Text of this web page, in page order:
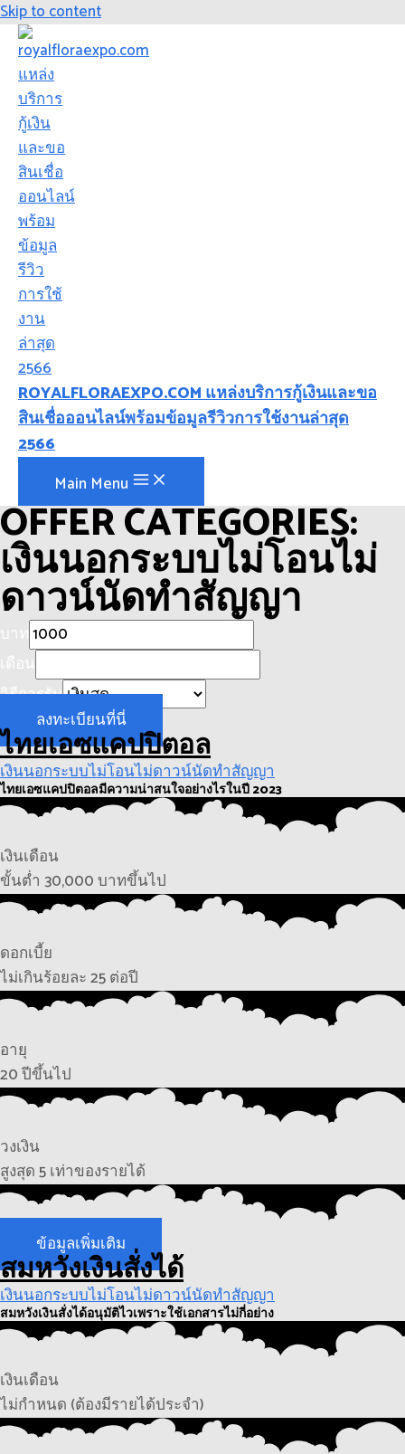
Skip to content
ROYALFLORAEXPO.COM แหล่งบริการกู้เงินและขอ
สินเชื่อออนไลน์พร้อมข้อมูลรีวิวการใช้งานล่าสุด
2566
Main Menu
OFFER CATEGORIES:
เงินนอกระบบไม่โอนไม่
ดาวน์นัดทำสัญญา
บาท
เดือน
วิธีการรับ
ลงทะเบียนที่นี่
ไทยเอซแคปปิตอล
เงินนอกระบบไม่โอนไม่ดาวน์นัดทำสัญญา
ไทยเอซแคปปิตอลมีความน่าสนใจอย่างไรในปี 2023
เงินเดือน
ขั้นต่ำ 30,000 บาทขึ้นไป
ดอกเบี้ย
ไม่เกินร้อยละ 25 ต่อปี
อายุ
20 ปีขึ้นไป
วงเงิน
สูงสุด 5 เท่าของรายได้
ข้อมูลเพิ่มเติม
สมหวังเงินสั่งได้
เงินนอกระบบไม่โอนไม่ดาวน์นัดทำสัญญา
สมหวังเงินสั่งได้อนุมัติไวเพราะใช้เอกสารไม่กี่อย่าง
เงินเดือน
ไม่กำหนด (ต้องมีรายได้ประจำ)